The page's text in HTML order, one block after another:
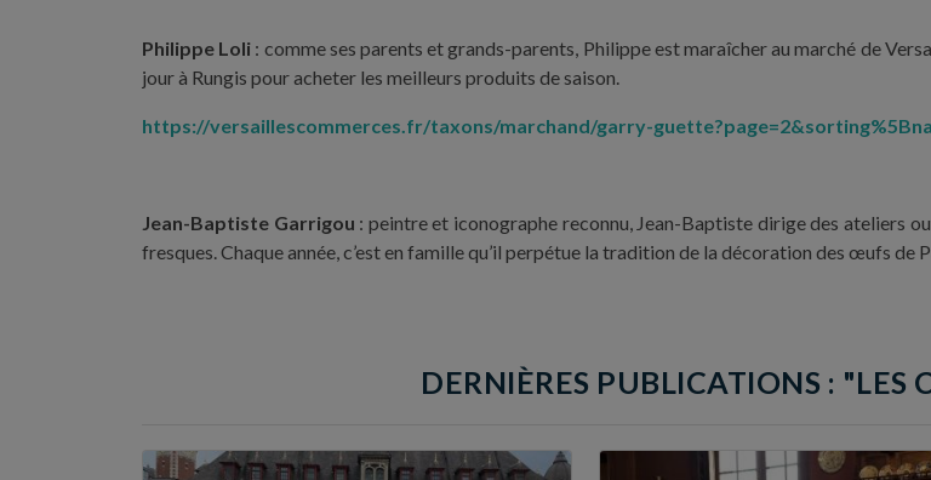
Philippe Loli : comme ses parents et grands-parents, Philippe est maraîcher au marché de
jour à Rungis pour acheter les meilleurs produits de saison.
https://versaillescommerces.fr/taxons/marchand/garry-
Jean-Baptiste Garrigou : peintre et iconographe reconnu, Jean-Baptiste dirige des ateliers
fresques. Chaque année, c’est en famille qu’il perpétue la tradition de la décoration des œufs de
DERNIÈRES PUBLICATIONS : "LES